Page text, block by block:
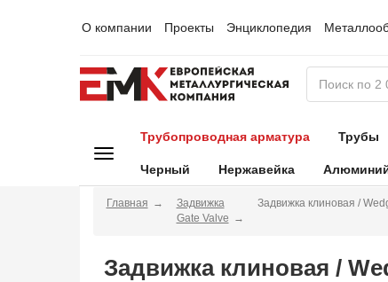
О компании Проекты Энциклопедия
Трубопроводная арматура Трубы
Черный Нержавейка
Главная
Задвижка
Gate Valve
Задвижка клиновая /
Задвижка клиновая /